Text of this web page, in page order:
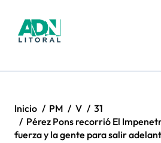
contenido
Inicio PM V
31
Pérez Pons recorrió El
fuerza y la gente para salir